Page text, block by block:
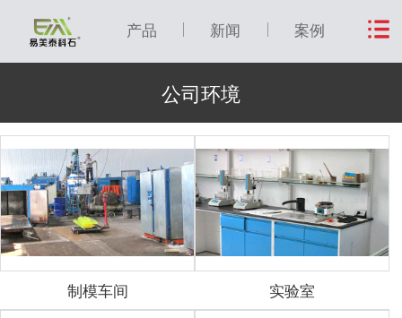
产品 新闻 案例
公司环境
制模车间 实验室